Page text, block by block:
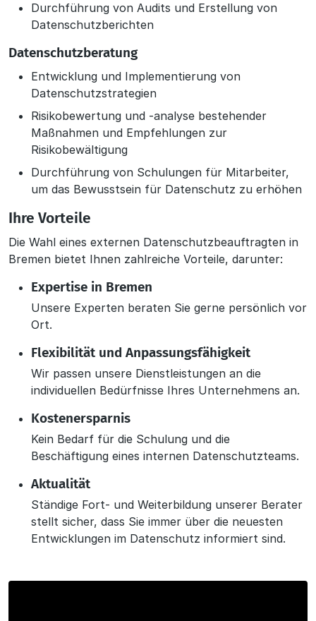
Durchführung von Audits und Erstellung von
Datenschutzberichten
Datenschutzberatung
Entwicklung und Implementierung von
Datenschutzstrategien
Risikobewertung und -analyse bestehender
Maßnahmen und Empfehlungen zur
Risikobewältigung
Durchführung von Schulungen für Mitarbeiter,
um das Bewusstsein für Datenschutz zu erhöhen
Ihre Vorteile
Die Wahl eines externen Datenschutzbeauftragten in
Bremen bietet Ihnen zahlreiche Vorteile, darunter:
Expertise in Bremen
Unsere Experten beraten Sie gerne persönlich vor
Ort.
Flexibilität und Anpassungsfähigkeit
Wir passen unsere Dienstleistungen an die
individuellen Bedürfnisse Ihres Unternehmens an.
Kostenersparnis
Kein Bedarf für die Schulung und die
Beschäftigung eines internen Datenschutzteams.
Aktualität
Ständige Fort- und Weiterbildung unserer Berater
stellt sicher, dass Sie immer über die neuesten
Entwicklungen im Datenschutz informiert sind.